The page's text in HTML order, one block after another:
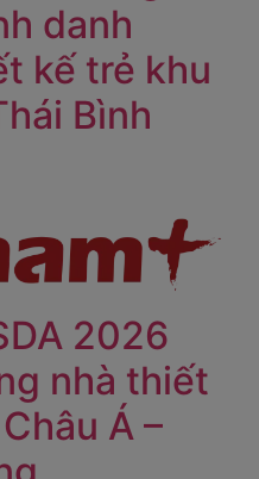
danh
kế trẻ khu
Bình
2026
nhà thiết
Á –